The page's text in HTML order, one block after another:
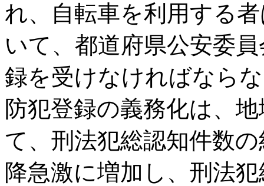
れ、自転車を利用する
いて、都道府県公安委
録を受けなければなら
防犯登録の義務化は、
て、刑法犯総認知件数
降急激に増加し、刑法